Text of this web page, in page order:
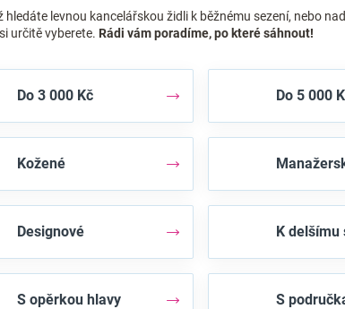
levnou kancelářskou židli k běžnému sezení, nebo
určitě vyberete. Rádi vám poradíme, po které sáhnout!
Do 3 000 Kč Do 5 000
Kožené
Designové K delšímu
S opěrkou hlavy S